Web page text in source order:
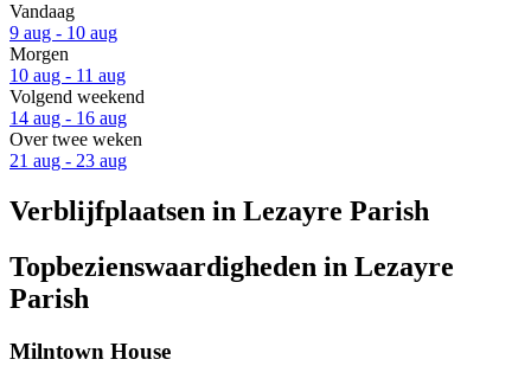
Vandaag
9 aug - 10 aug
Morgen
10 aug - 11 aug
Volgend weekend
14 aug - 16 aug
Over twee weken
21 aug - 23 aug
Verblijfplaatsen in Lezayre Parish
Topbezienswaardigheden in Lezayre
Parish
Milntown House